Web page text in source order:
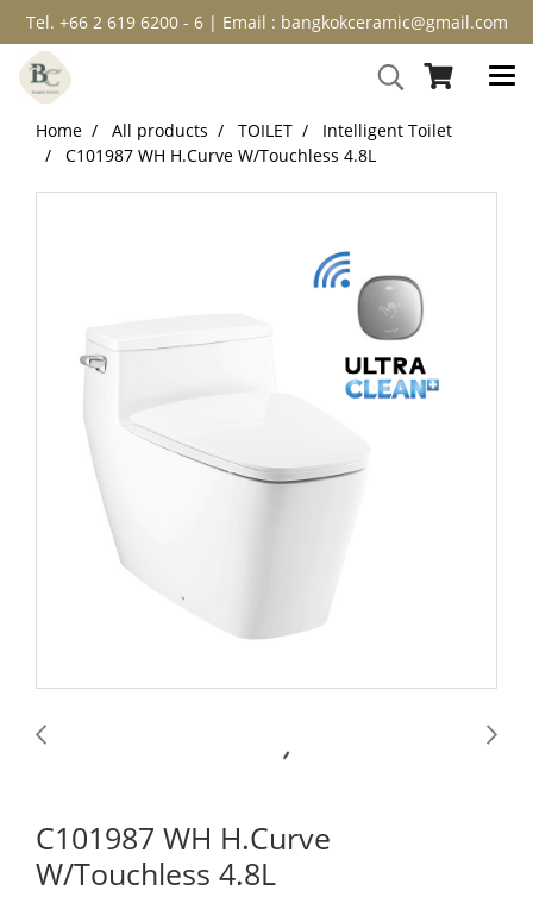
Tel. +66 2 619 6200 - 6 | Email : bangkokceramic@gmail.com
Home All products TOILET
Intelligent Toilet
C101987 WH H.Curve W/Touchless 4.8L
C101987 WH H.Curve
W/Touchless 4.8L